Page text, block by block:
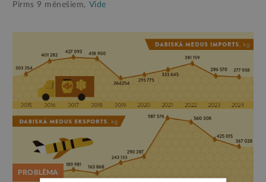
Pirms 9 mēnešiem, Vide
PROBLĒMA